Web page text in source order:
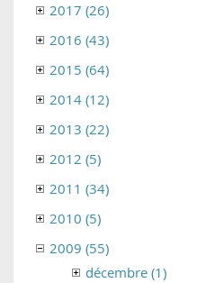
2017 (26)
2016 (43)
2015 (64)
2014 (12)
2013 (22)
2012 (5)
2011 (34)
2010 (5)
2009 (55)
décembre (1)